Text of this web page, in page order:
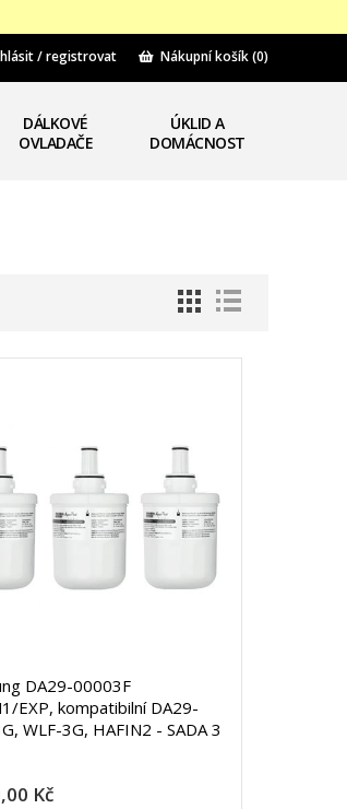
/ registrovat Nákupní košík(0)
DÁLKOVÉ
OVLADAČE
ÚKLID A
DOMÁCNOST
DA29-00003F
EXP, kompatibilní DA29-
WLF-3G, HAFIN2 - SADA 3
Kč